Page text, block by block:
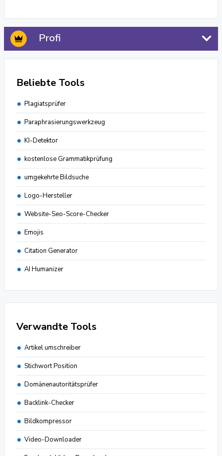
Profi
Beliebte Tools
Plagiatsprüfer
Paraphrasierungswerkzeug
KI-Detektor
kostenlose Grammatikprüfung
umgekehrte Bildsuche
Logo-Hersteller
Website-Seo-Score-Checker
Emojis
Citation Generator
AI Humanizer
Verwandte Tools
Artikel umschreiber
Stichwort Position
Domänenautoritätsprüfer
Backlink-Checker
Bildkompressor
Video-Downloader